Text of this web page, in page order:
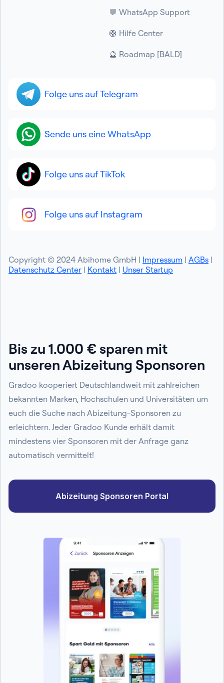
💬 WhatsApp Support
🛟 Hilfe Center
🔮 Roadmap [BALD]
Folge uns auf Telegram
Sende uns eine WhatsApp
Folge uns auf TikTok
Folge uns auf Instagram
Copyright © 2024 Abihome GmbH | Impressum | AGBs |
Datenschutz Center | Kontakt | Unser Startup
Bis zu 1.000 € sparen mit
unseren Abizeitung Sponsoren
Gradoo kooperiert Deutschlandweit mit zahlreichen
bekannten Marken, Hochschulen und Universitäten um
euch die Suche nach Abizeitung-Sponsoren zu
erleichtern. Jeder Gradoo Kunde erhält damit
mindestens vier Sponsoren mit der Anfrage ganz
automatisch vermittelt!
Abizeitung Sponsoren Portal